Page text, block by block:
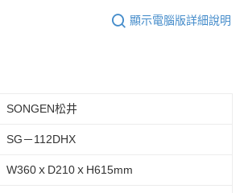
顯示電腦版詳細說明
SONGEN松井
SG－112DHX
W360ｘD210ｘH615mm